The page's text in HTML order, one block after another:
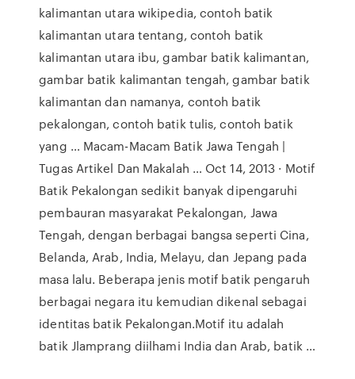
kalimantan utara wikipedia, contoh batik
kalimantan utara tentang, contoh batik
kalimantan utara ibu, gambar batik kalimantan,
gambar batik kalimantan tengah, gambar batik
kalimantan dan namanya, contoh batik
pekalongan, contoh batik tulis, contoh batik
yang … Macam-Macam Batik Jawa Tengah |
Tugas Artikel Dan Makalah … Oct 14, 2013 · Motif
Batik Pekalongan sedikit banyak dipengaruhi
pembauran masyarakat Pekalongan, Jawa
Tengah, dengan berbagai bangsa seperti Cina,
Belanda, Arab, India, Melayu, dan Jepang pada
masa lalu. Beberapa jenis motif batik pengaruh
berbagai negara itu kemudian dikenal sebagai
identitas batik Pekalongan.Motif itu adalah
batik Jlamprang diilhami India dan Arab, batik …